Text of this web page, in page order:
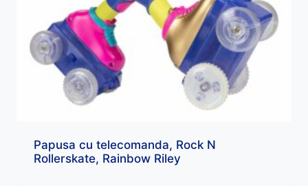
Papusa cu telecomanda, Rock N
Rollerskate, Rainbow Riley